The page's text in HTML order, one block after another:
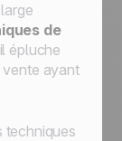
de
épluche
ayant
techniques